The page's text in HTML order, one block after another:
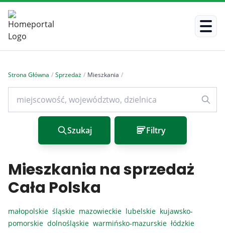
Strona Główna / Sprzedaż / Mieszkania /
Szukaj Filtry
Mieszkania na sprzedaż
Cała Polska
małopolskie śląskie mazowieckie lubelskie kujawsko-
pomorskie dolnośląskie warmińsko-mazurskie łódzkie